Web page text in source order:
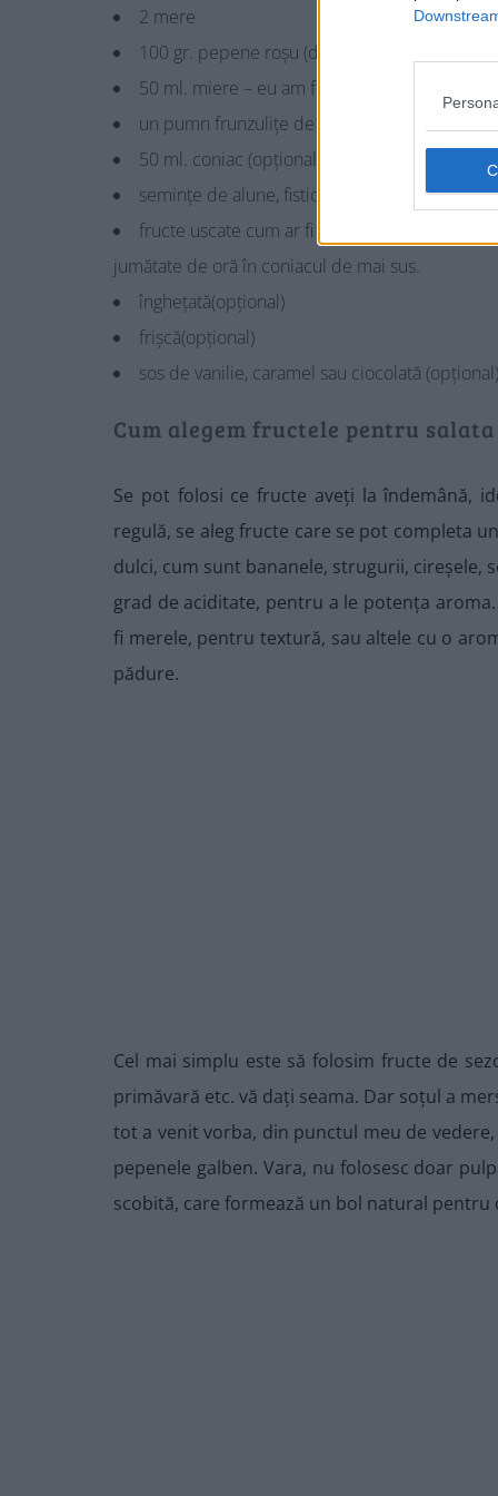
2 mere
100 gr. pepene roșu (dacă e sezon)
50 ml. miere – eu am folosit sirop de agave
un pumn frunzulițe de mentă proaspătă
50 ml. coniac (opțional)
semințe de alune, fistic sau nuca tocate din
fructe uscate cum ar fi stafidele (opțional).
jumătate de oră în coniacul de mai sus.
înghețată(opțional)
frișcă(opțional)
sos de vanilie, caramel sau ciocolată (opțional)
Cum alegem fructele pentru
Se pot folosi ce fructe aveți la îndemână,
regulă, se aleg fructe care se pot completa
dulci, cum sunt bananele, strugurii, cireșele,
grad de aciditate, pentru a le potența
fi merele, pentru textură, sau altele cu o
pădure.
Cel mai simplu este să folosim fructe de
primăvară etc. vă dați seama. Dar soțul a
tot a venit vorba, din punctul meu de
pepenele galben. Vara, nu folosesc doar
scobită, care formează un bol natural pentru